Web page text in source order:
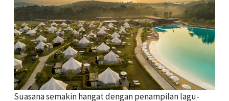
Suasana semakin hangat dengan penampilan lagu-